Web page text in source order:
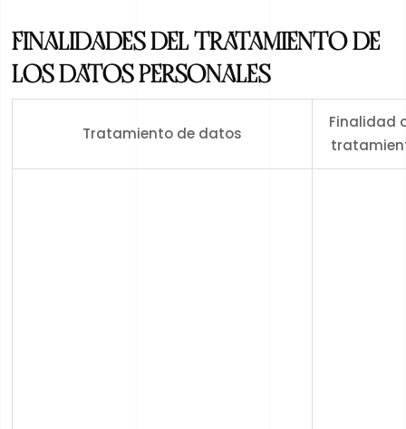
FINALIDADES DEL TRATAMIENTO DE
LOS DATOS PERSONALES
Tratamiento de datos
Finalidad